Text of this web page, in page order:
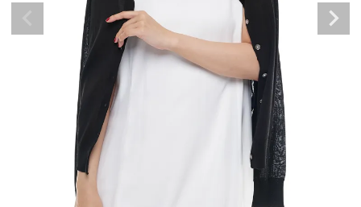
COMING SOON